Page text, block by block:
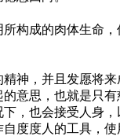
成的肉体生命
，并且发愿将来
思，也就是只有
也会接受人身，
度度人的工具，